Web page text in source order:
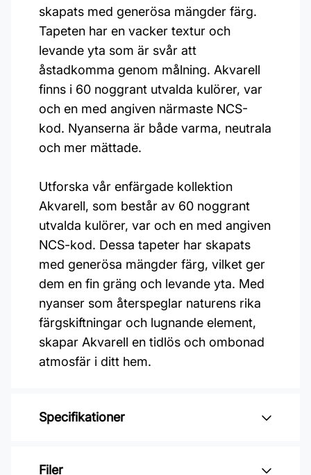
skapats med generösa mängder färg.
Tapeten har en vacker textur och
levande yta som är svår att
åstadkomma genom målning. Akvarell
finns i 60 noggrant utvalda kulörer, var
och en med angiven närmaste NCS-
kod. Nyanserna är både varma, neutrala
och mer mättade.
Utforska vår enfärgade kollektion
Akvarell, som består av 60 noggrant
utvalda kulörer, var och en med angiven
NCS-kod. Dessa tapeter har skapats
med generösa mängder färg, vilket ger
dem en fin gräng och levande yta. Med
nyanser som återspeglar naturens rika
färgskiftningar och lugnande element,
skapar Akvarell en tidlös och ombonad
atmosfär i ditt hem.
Specifikationer
Varumärke: Duro
Filer